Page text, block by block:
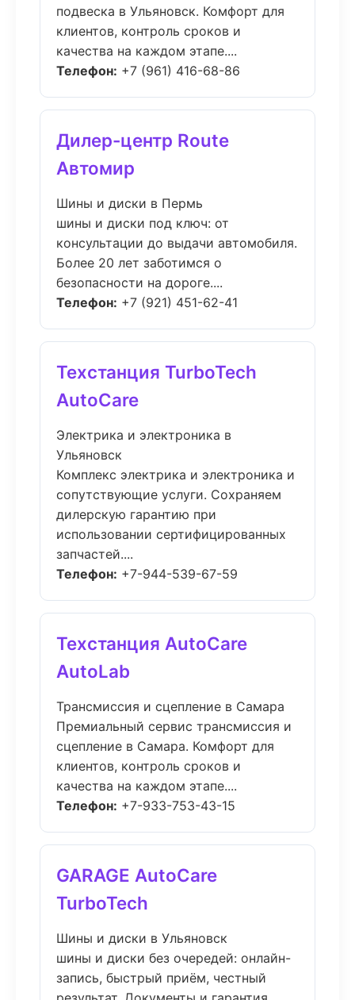
подвеска в Ульяновск. Комфорт для
клиентов, контроль сроков и
качества на каждом этапе....
Телефон: +7 (961) 416-68-86
Дилер-центр Route
Автомир
Шины и диски в Пермь
шины и диски под ключ: от
консультации до выдачи автомобиля.
Более 20 лет заботимся о
безопасности на дороге....
Телефон: +7 (921) 451-62-41
Техстанция TurboTech
AutoCare
Электрика и электроника в
Ульяновск
Комплекс электрика и электроника и
сопутствующие услуги. Сохраняем
дилерскую гарантию при
использовании сертифицированных
запчастей....
Телефон: +7-944-539-67-59
Техстанция AutoCare
AutoLab
Трансмиссия и сцепление в Самара
Премиальный сервис трансмиссия и
сцепление в Самара. Комфорт для
клиентов, контроль сроков и
качества на каждом этапе....
Телефон: +7-933-753-43-15
GARAGE AutoCare
TurboTech
Шины и диски в Ульяновск
шины и диски без очередей: онлайн-
запись, быстрый приём, честный